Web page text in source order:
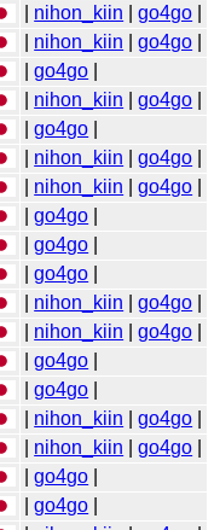
nihon_kiin |go4go
nihon_kiin |go4go
|go4go
nihon_kiin |go4go
|go4go
nihon_kiin |go4go
nihon_kiin |go4go
|go4go
|go4go
|go4go
nihon_kiin |go4go
nihon_kiin |go4go
|go4go
|go4go
nihon_kiin |go4go
nihon_kiin |go4go
|go4go
|go4go